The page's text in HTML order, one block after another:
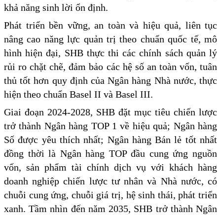
khả năng sinh lời ổn định.
Phát triển bền vững, an toàn và hiệu quả, liên tục
nâng cao năng lực quản trị theo chuẩn quốc tế, mô
hình hiện đại, SHB thực thi các chính sách quản lý
rủi ro chặt chẽ, đảm bảo các hệ số an toàn vốn, tuân
thủ tốt hơn quy định của Ngân hàng Nhà nước, thực
hiện theo chuẩn Basel II và Basel III.
Giai đoạn 2024-2028, SHB đặt mục tiêu chiến lược
trở thành Ngân hàng TOP 1 về hiệu quả; Ngân hàng
Số được yêu thích nhất; Ngân hàng Bán lẻ tốt nhất
đồng thời là Ngân hàng TOP đầu cung ứng nguồn
vốn, sản phẩm tài chính dịch vụ với khách hàng
doanh nghiệp chiến lược tư nhân và Nhà nước, có
chuỗi cung ứng, chuỗi giá trị, hệ sinh thái, phát triển
xanh. Tầm nhìn đến năm 2035, SHB trở thành Ngân